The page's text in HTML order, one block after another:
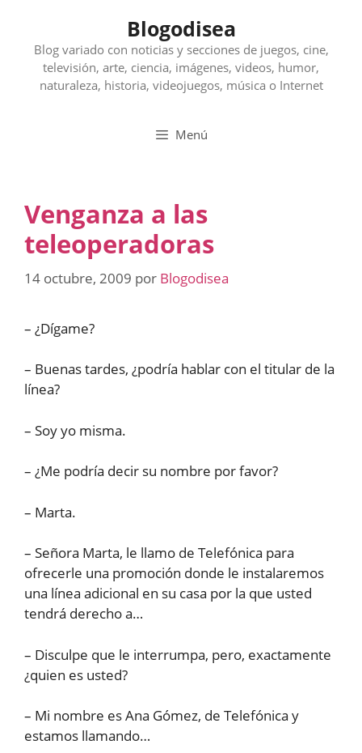
contenido
Blogodisea
Blog variado con noticias y secciones de juegos, cine,
televisión, arte, ciencia, imágenes, videos, humor,
naturaleza, historia, videojuegos, música o Internet
Menú
Venganza a las
teleoperadoras
14 octubre, 2009 por Blogodisea
– ¿Dígame?
– Buenas tardes, ¿podría hablar con el titular de la
línea?
– Soy yo misma.
– ¿Me podría decir su nombre por favor?
– Marta.
– Señora Marta, le llamo de Telefónica para
ofrecerle una promoción donde le instalaremos
una línea adicional en su casa por la que usted
tendrá derecho a…
– Disculpe que le interrumpa, pero, exactamente
¿quien es usted?
– Mi nombre es Ana Gómez, de Telefónica y
estamos llamando…